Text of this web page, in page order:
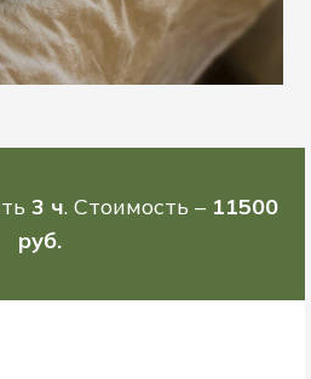
3 ч. Стоимость – 11500
руб.